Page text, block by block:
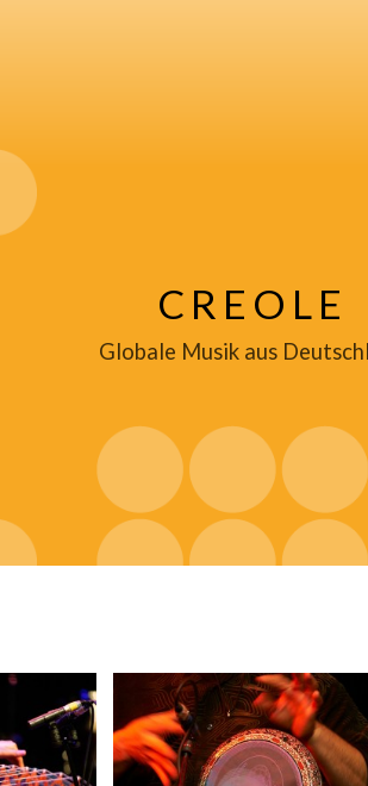
CREOLE
Globale Musik aus